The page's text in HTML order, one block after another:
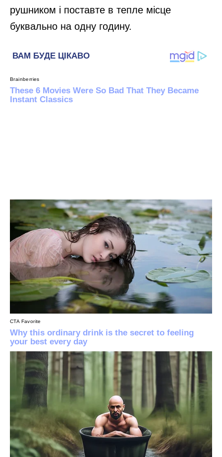
рушником і поставте в тепле місце
буквально на одну годину.